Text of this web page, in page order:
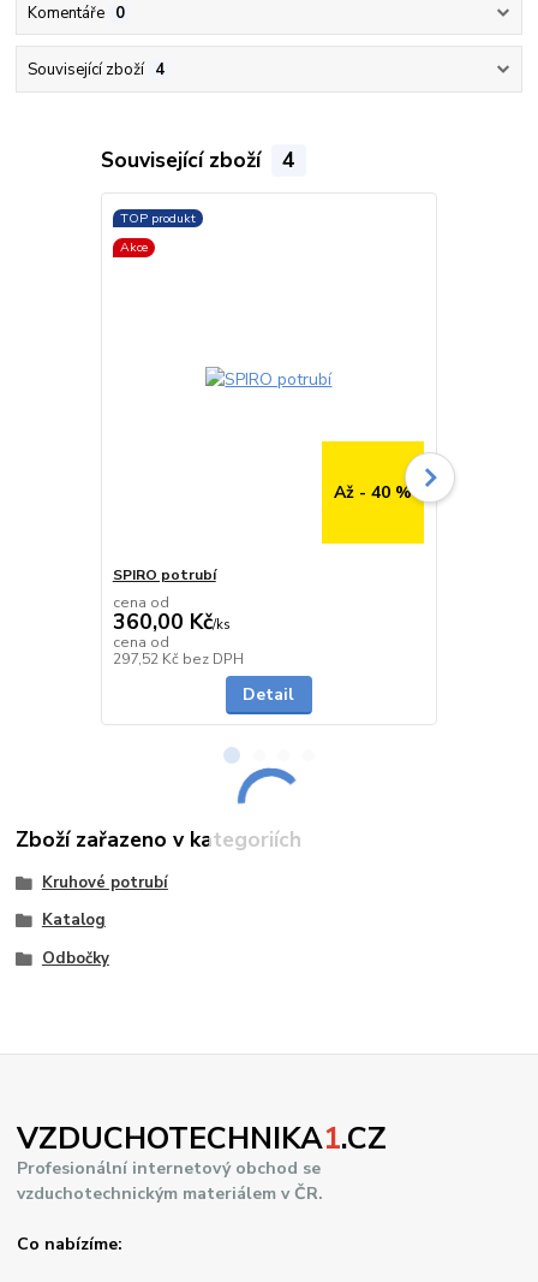
Komentáře 0
Související zboží 4
Související zboží 4
TOP produkt
Akce
Až - 40 %
SPIRO potrubí
cena od
360,00 Kč/ks
cena od
297,52 Kč bez DPH
Detail
Zboží zařazeno v kategoriích
Kruhové potrubí
Katalog
Odbočky
VZDUCHOTECHNIKA1.CZ
Profesionální internetový obchod se
vzduchotechnickým materiálem v ČR.
Co nabízíme: